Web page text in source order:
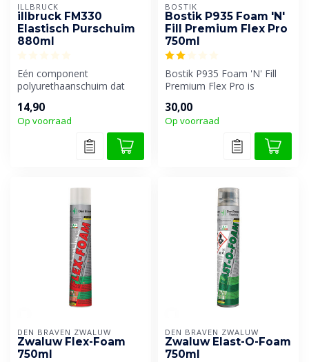
ILLBRUCK
illbruck FM330
Elastisch Purschuim
880ml
Eén component
polyurethaanschuim dat
uit de lucht en/o...
14,90
Op voorraad
BOSTIK
Bostik P935 Foam 'N'
Fill Premium Flex Pro
750ml
Bostik P935 Foam 'N' Fill
Premium Flex Pro is
vulle...
30,00
Op voorraad
DEN BRAVEN ZWALUW
Zwaluw Flex-Foam
750ml
DEN BRAVEN ZWALUW
Zwaluw Elast-O-Foam
750ml